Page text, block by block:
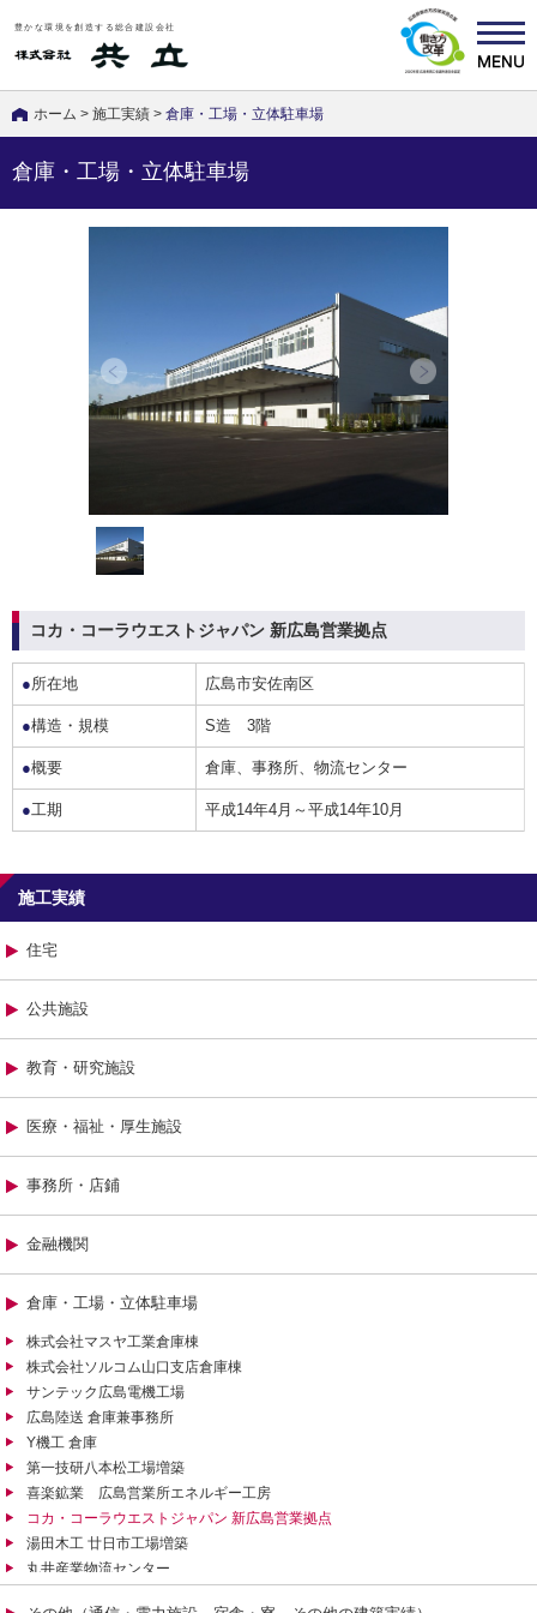
豊かな環境を創造する総合建設会社
ホーム > 施工実績 > 倉庫・工場・立体駐車場
倉庫・工場・立体駐車場
コカ・コーラウエストジャパン 新広島営業拠点
●所在地 広島市安佐南区
●構造・規模 S造 3階
●概要 倉庫、事務所、物流センター
●工期 平成14年4月～平成14年10月
施工実績
住宅
公共施設
教育・研究施設
医療・福祉・厚生施設
事務所・店鋪
金融機関
倉庫・工場・立体駐車場
株式会社マスヤ工業倉庫棟
株式会社ソルコム山口支店倉庫棟
サンテック広島電機工場
広島陸送 倉庫兼事務所
Y機工 倉庫
第一技研八本松工場増築
喜楽鉱業 広島営業所エネルギー工房
コカ・コーラウエストジャパン 新広島営業拠点
湯田木工 廿日市工場増築
丸井産業物流センター